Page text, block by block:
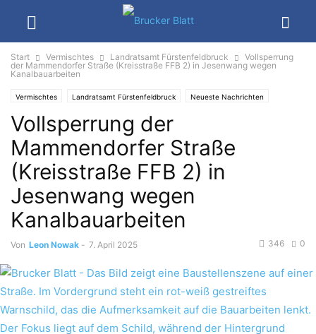
Start Vermischtes Landratsamt Fürstenfeldbruck
Vollsperrung
der Mammendorfer Straße (Kreisstraße FFB 2) in Jesenwang wegen
Kanalbauarbeiten
Vermischtes Landratsamt Fürstenfeldbruck Neueste Nachrichten
Vollsperrung der
Mammendorfer Straße
(Kreisstraße FFB 2) in
Jesenwang wegen
Kanalbauarbeiten
Von Leon Nowak - 7. April 2025 0
346